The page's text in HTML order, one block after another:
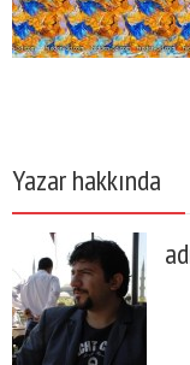
Yazar hakkında